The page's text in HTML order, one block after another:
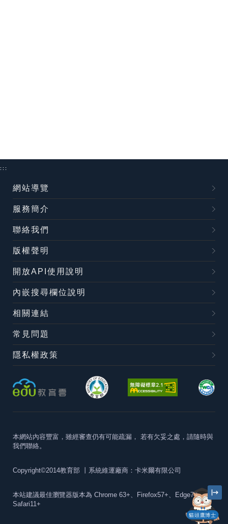
貓頭鷹博士
:::
網站導覽
服務簡介
聯絡我們
版權聲明
開放API使用說明
內嵌搜尋欄位說明
相關連結
常見問題
隱私權政策
本網站內容豐富，雖經審查仍有可能疏漏， 若有欠妥之處，請隨時與
我們聯絡。
Copyright©2014教育部 丨系統維運廠商：卡米爾有限公司
本站建議最佳瀏覽器版本為 Chrome 63+、Firefox57+、Edge79+及
Safari11+